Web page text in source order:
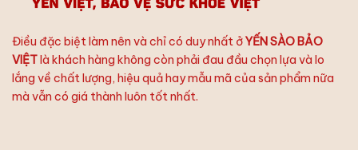
Điều đặc biệt làm nên và chỉ có duy nhất ởYẾN SÀO BẢO
VIỆTlà khách hàng không còn phải đau đầu chọn lựa và lo
lắng về chất lượng, hiệu quả hay mẫu mã của sản phẩm nữa
mà vẫn có giá thành luôn tốt nhất.